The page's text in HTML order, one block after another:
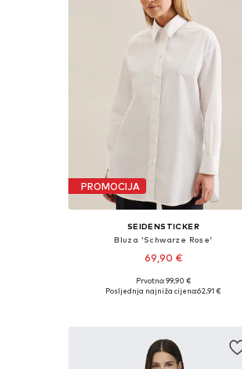
PROMOCIJA
SEIDENSTICKER
Bluza 'Schwarze Rose'
69,90 €
Dostupno u više veličina
Prvotno: 99,90 €
Posljednja najniža cijena:62,91 €